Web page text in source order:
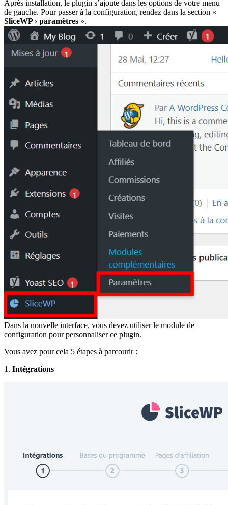
Après installation, le plugin s’ajoute dans les options de votre menu
de gauche. Pour passer à la configuration, rendez dans la section «
SliceWP › paramètres ».
Dans la nouvelle interface, vous devez utiliser le module de
configuration pour personnaliser ce plugin.
Vous avez pour cela 5 étapes à parcourir :
1. Intégrations